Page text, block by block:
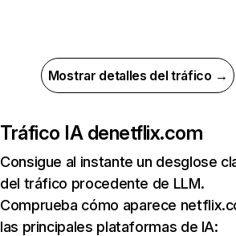
Mostrar detalles del tráfico →
Tráfico IA denetflix.com
Consigue al instante un desglose
del tráfico procedente de LLM.
Comprueba cómo aparece
las principales plataformas de IA: